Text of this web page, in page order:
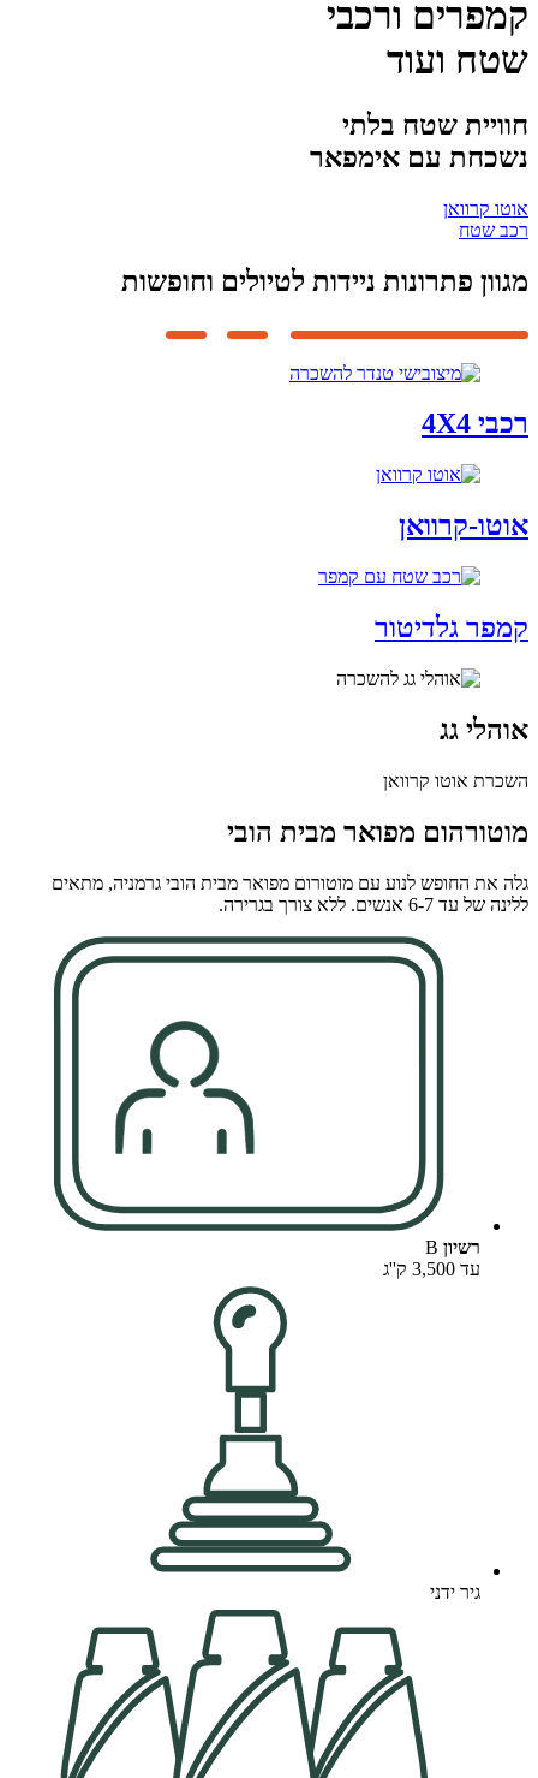
קמפרים ורכבי
שטח ועוד
חוויית שטח בלתי
נשכחת עם אימפאר
אוטו קרוואן
רכב שטח
מגוון פתרונות ניידות לטיולים וחופשות
רכבי 4X4
אוטו-קרוואן
קמפר גלדיטור
אוהלי גג
השכרת אוטו קרוואן
מוטורהום מפואר מבית הובי
גלה את החופש לנוע עם מוטורום מפואר מבית הובי גרמניה, מתאים
ללינה של עד 6-7 אנשים. ללא צורך בגרירה.
רשיון
עד 3,500 ק''ג
גיר ידני